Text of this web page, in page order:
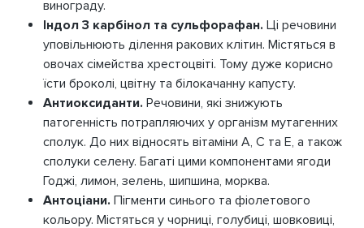
винограду.
Індол 3 карбінол та сульфорафан. Ці речовини
уповільнюють ділення ракових клітин. Містяться в
овочах сімейства хрестоцвіті. Тому дуже корисно
їсти броколі, цвітну та білокачанну капусту.
Антиоксиданти. Речовини, які знижують
патогенність потрапляючих у організм мутагенних
сполук. До них відносять вітаміни А, С та Е, а також
сполуки селену. Багаті цими компонентами ягоди
Годжі, лимон, зелень, шипшина, морква.
Антоціани. Пігменти синього та фіолетового
кольору. Містяться у чорниці, голубиці, шовковиці,